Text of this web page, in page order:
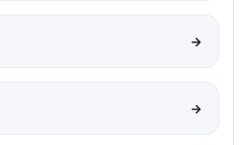
→
→